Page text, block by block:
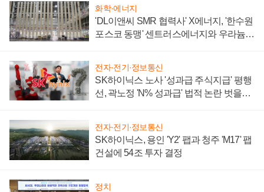
화학·에너지
'DL이앤씨 SMR 협력사' X에너지, '한수원
포스코 동맹' 센트러스에너지와 우라늄
전자·전기·정보통신
SK하이닉스 노사 '성과급 주식지급' 평행
선, 곽노정 'N% 성과급' 법적 논란 벗을지
전자·전기·정보통신
SK하이닉스, 용인 'Y2' 팹과 청주 'M17' 팹
건설에 54조 투자 결정
정치